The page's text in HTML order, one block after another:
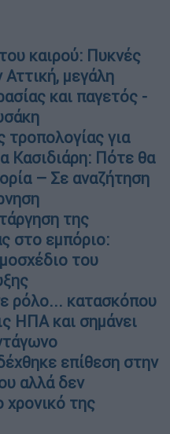
καιρού: Πυκνές
μεγάλη
και παγετός -
τροπολογίας για
Κασιδιάρη: Πότε θα
– Σε αναζήτηση
της
στο εμπόριο:
του
ρόλο... κατασκόπου
ΗΠΑ και σημάνει
επίθεση στην
αλλά δεν
χρονικό της